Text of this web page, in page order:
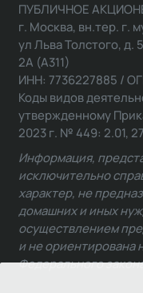
ПУБЛИЧНОЕ
г. Москва, вн.тер. г.
ул Льва Толстого, д.
2А (А311)
ИНН: 7736227885 /
Коды видов
утвержденному
2023 г. № 449: 2.01,
Информация,
исключительно
характер, не
домашних и иных
осуществлением
и не ориентирована
Федерального